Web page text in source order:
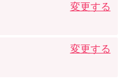
変更する
変更する